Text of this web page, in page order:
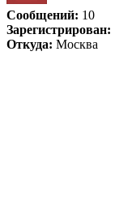
Сообщений: 10
Зарегистрирован:
Откуда: Москва